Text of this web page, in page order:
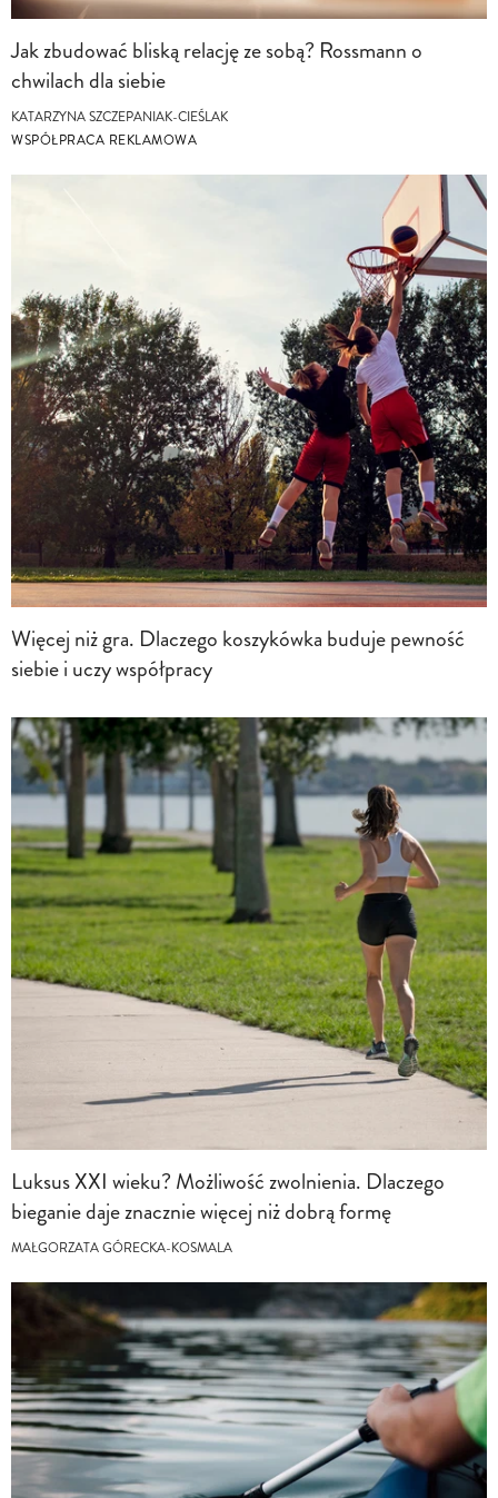
Jak zbudować bliską relację ze sobą? Rossmann o
chwilach dla siebie
KATARZYNA SZCZEPANIAK-CIEŚLAK
WSPÓŁPRACA REKLAMOWA
Więcej niż gra. Dlaczego koszykówka buduje pewność
siebie i uczy współpracy
Luksus XXI wieku? Możliwość zwolnienia. Dlaczego
bieganie daje znacznie więcej niż dobrą formę
MAŁGORZATA GÓRECKA-KOSMALA